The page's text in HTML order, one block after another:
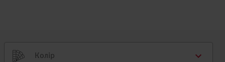
Колір